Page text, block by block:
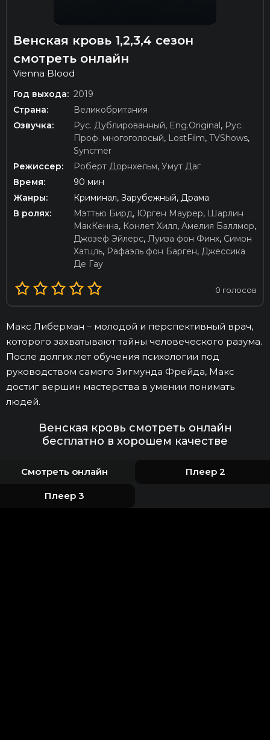
Венская кровь 1,2,3,4 сезон
смотреть онлайн
Vienna Blood
Год выхода: 2019
Страна:
Великобритания
Озвучка:
Рус. Дублированный, Eng.Original , Рус.
Проф. многоголосый, LostFilm, TVShows,
Syncmer
Режиссер:
Роберт Дорнхельм, Умут Даг
Время:
90 мин
Жанры:
Криминал, Зарубежный, Драма
В ролях:
Мэттью Бирд, Юрген Маурер, Шарлин
МакКенна, Конлет Хилл, Амелия Баллмор,
Джозеф Эйлерс, Луиза фон Финх, Симон
Хатцль, Рафаэль фон Барген, Джессика
Де Гау
0 голосов
Макс Либерман – молодой и перспективный врач,
которого захватывают тайны человеческого разума.
После долгих лет обучения психологии под
руководством самого Зигмунда Фрейда, Макс
достиг вершин мастерства в умении понимать
людей.
Венская кровь смотреть онлайн
бесплатно в хорошем качестве
Смотреть онлайн Плеер 2
Плеер 3